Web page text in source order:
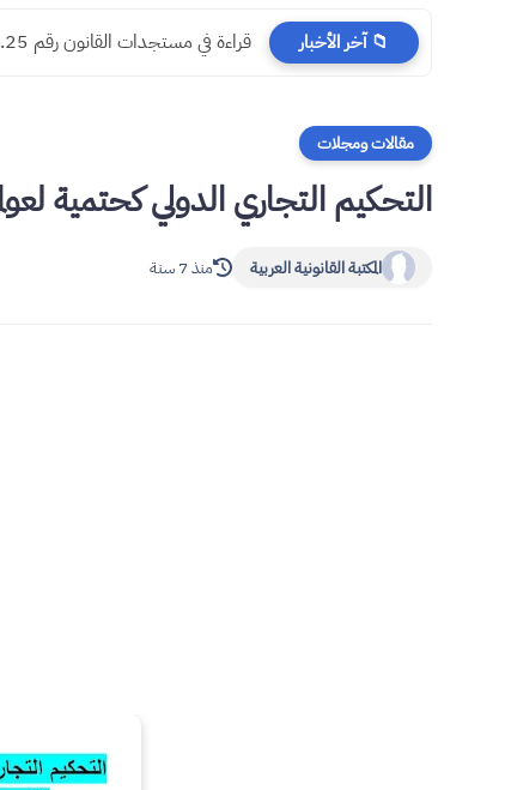
📁 آخر الأخبار ​قراءة في مستجدات القانون رقم 58.25 المتعلق بالمسطرة المدنية
مقالات ومجلات
التحكيم التجاري الدولي كحتمية
المكتبة القانونية العربية منذ 7 سنة